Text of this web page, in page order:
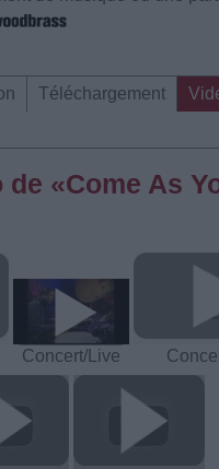
Téléchargement
«Come As
Concert/Live